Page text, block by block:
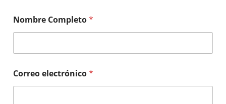
Nombre Completo*
Correo electrónico*